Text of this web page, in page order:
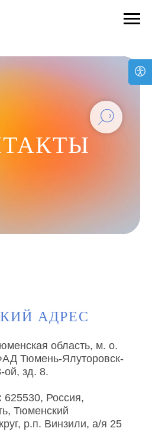
АДРЕС
область, м. о.
Тюмень-Ялуторовск-
зд. 8.
625530, Россия,
Тюменский
р.п. Винзили, а/я 25